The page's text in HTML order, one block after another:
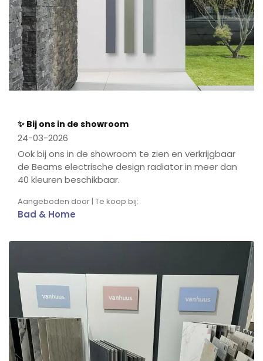
✨ Bij ons in de showroom
24-03-2026
Ook bij ons in de showroom te zien en verkrijgbaar
de Beams electrische design radiator in meer dan
40 kleuren beschikbaar.
Aangeboden door | Te koop bij:
Bad & Home